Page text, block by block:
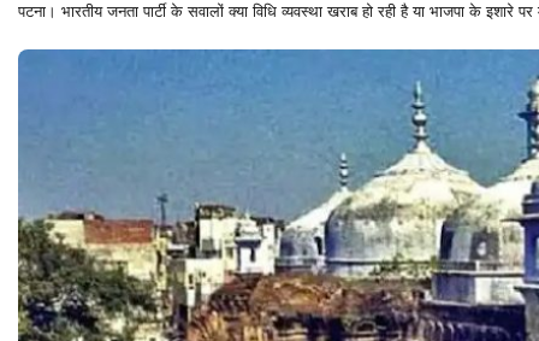
पटना। भारतीय जनता पार्टी के सवालों क्या विधि व्यवस्था खराब हो रही है या भाजपा के